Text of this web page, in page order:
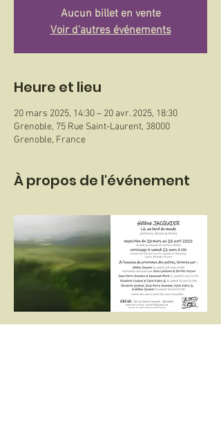
Aucun billet en vente
Voir d'autres événements
Heure et lieu
20 mars 2025, 14:30 – 20 avr. 2025, 18:30
Grenoble, 75 Rue Saint-Laurent, 38000
Grenoble, France
À propos de l'événement